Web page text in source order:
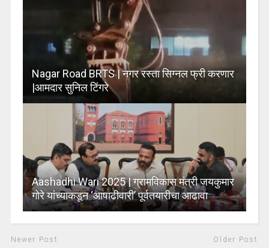
Nagar Road BRTS | नगर रस्ता सिग्नल फ्री करणार
|आमदार सुनिल टिंगरे
Aashadhi Wari 2025 | ग्रामविकास मंत्री जयकुमार
गोरे यांच्याकडून ‘आषाढीवारी’ पूर्वतयारीचा आढावा
Newer Post Older Post